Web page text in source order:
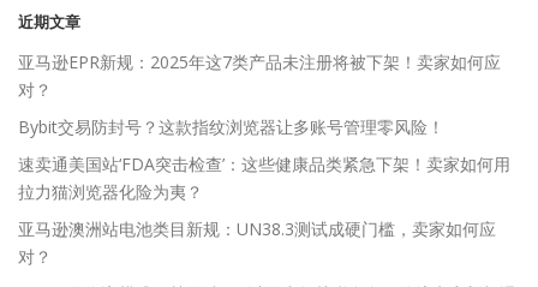
近期文章
亚马逊EPR新规：2025年这7类产品未注册将被下架！卖家如何应
对？
Bybit交易防封号？这款指纹浏览器让多账号管理零风险！
速卖通美国站‘FDA突击检查’：这些健康品类紧急下架！卖家如何用
拉力猫浏览器化险为夷？
亚马逊澳洲站电池类目新规：UN38.3测试成硬门槛，卖家如何应
对？